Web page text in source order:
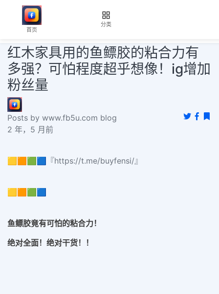
首页
分类
红木家具用的鱼鳔胶的粘合力有
多强？可怕程度超乎想像！ig增加
粉丝量
Posts by www.fb5u.com blog
2 年，5 月前
🟨🟧🟩🟦『https://t.me/buyfensi/』
🟨🟧🟩🟦
鱼鳔胶竟有可怕的粘合力！
绝对全面！绝对干货！！